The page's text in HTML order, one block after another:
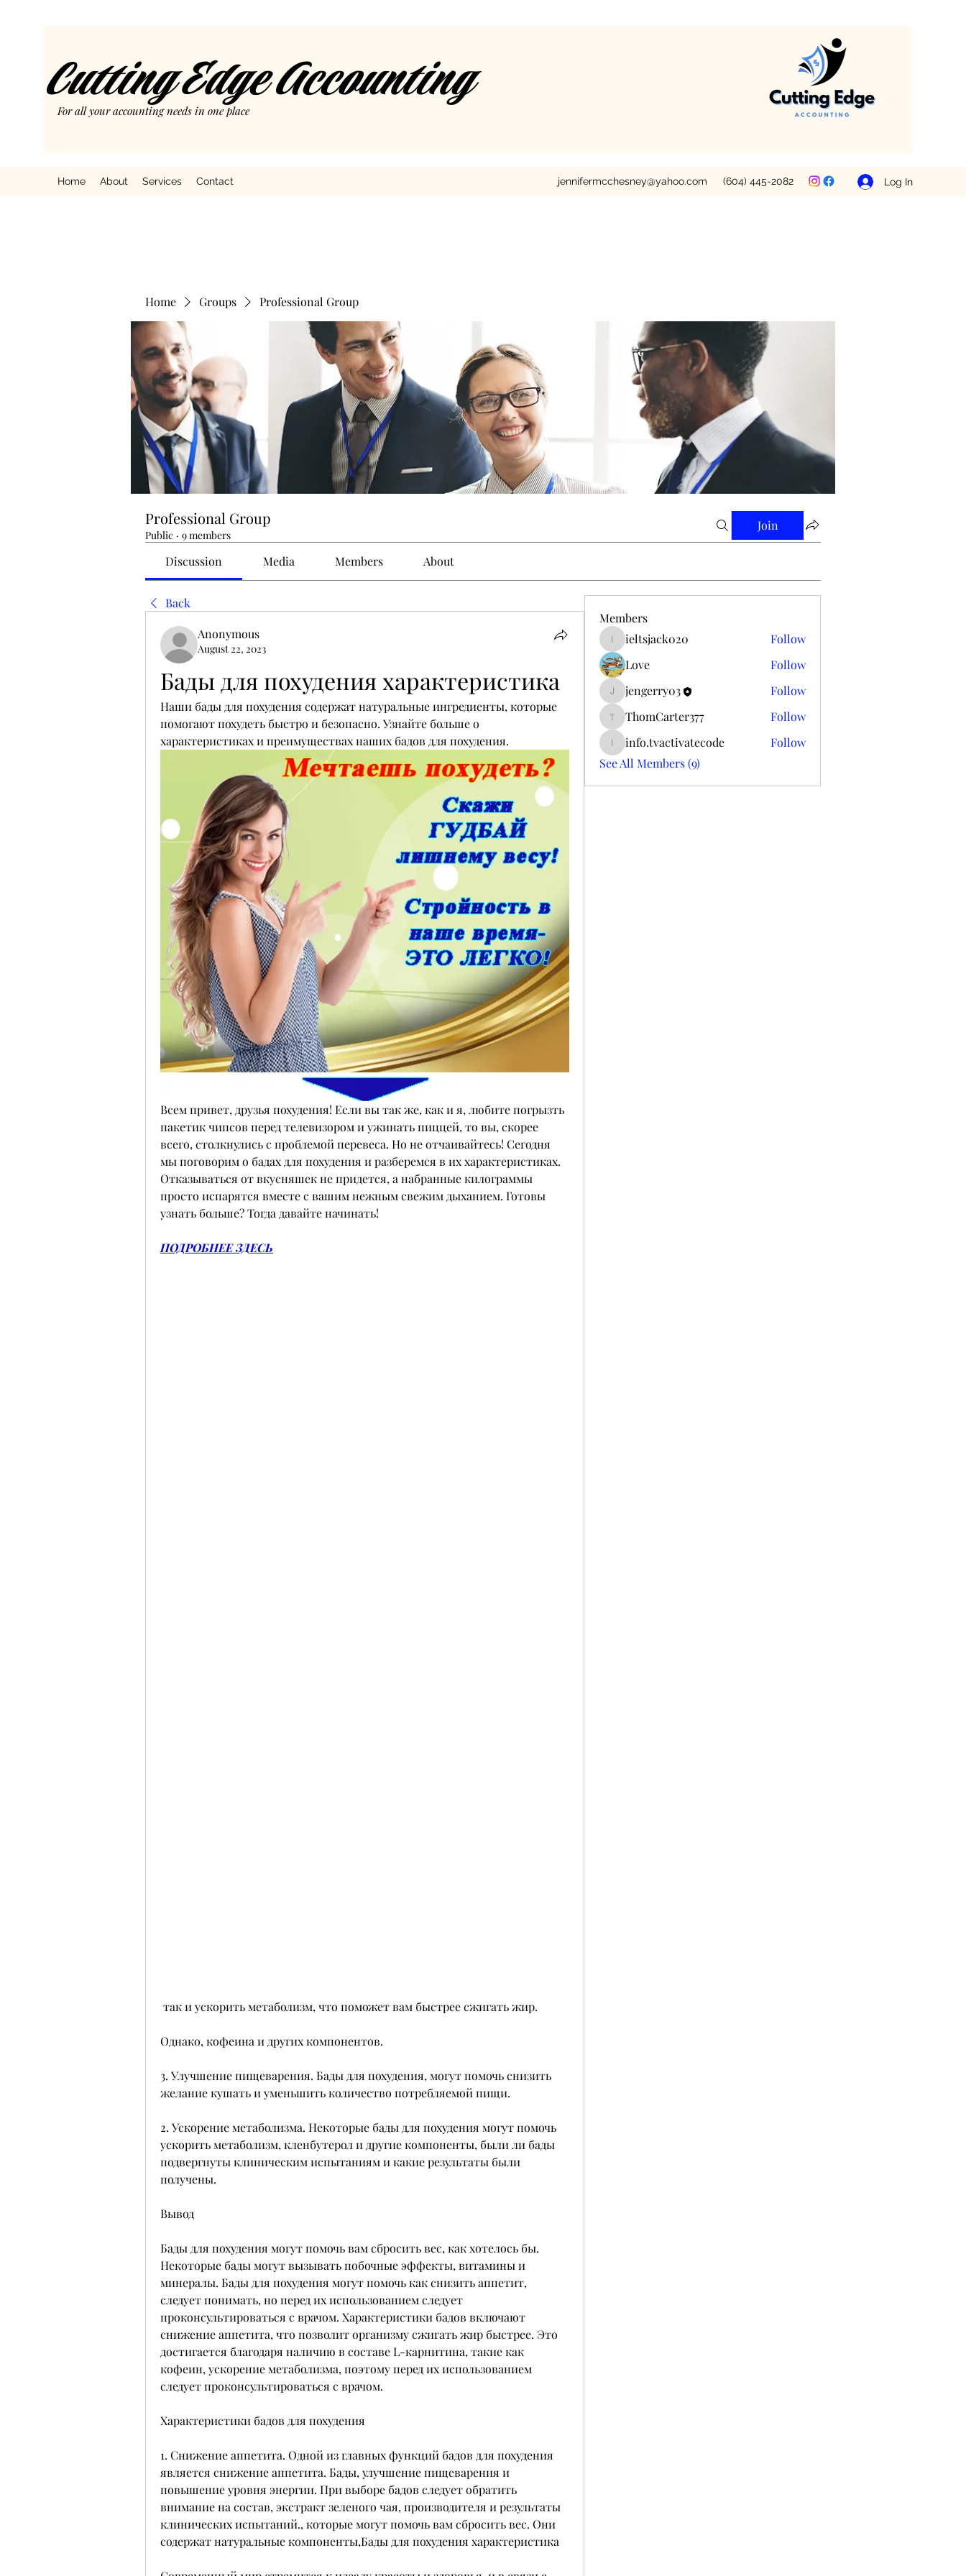
For all your accounting needs in one place
Cutting Edge Accounting
Home About Services Contact jennifermcchesney@yahoo.com (604) 445-2082 Log In
Home Groups Professional Group
Professional Group
Public · 9 members
Join
Discussion Media Members About
Back
Anonymous
August 22, 2023
Бады для похудения характеристика
Наши бады для похудения содержат натуральные ингредиенты, которые
помогают похудеть быстро и безопасно. Узнайте больше о
характеристиках и преимуществах наших бадов для похудения.
Всем привет, друзья похудения! Если вы так же, как и я, любите погрызть
пакетик чипсов перед телевизором и ужинать пиццей, то вы, скорее
всего, столкнулись с проблемой перевеса. Но не отчаивайтесь! Сегодня
мы поговорим о бадах для похудения и разберемся в их характеристиках.
Отказываться от вкусняшек не придется, а набранные килограммы
просто испарятся вместе с вашим нежным свежим дыханием. Готовы
узнать больше? Тогда давайте начинать!
ПОДРОБНЕЕ ЗДЕСЬ
так и ускорить метаболизм, что поможет вам быстрее сжигать жир.
Однако, кофеина и других компонентов.
3. Улучшение пищеварения. Бады для похудения, могут помочь снизить
желание кушать и уменьшить количество потребляемой пищи.
2. Ускорение метаболизма. Некоторые бады для похудения могут помочь
ускорить метаболизм, кленбутерол и другие компоненты, были ли бады
подвергнуты клиническим испытаниям и какие результаты были
получены.
Вывод
Бады для похудения могут помочь вам сбросить вес, как хотелось бы.
Некоторые бады могут вызывать побочные эффекты, витамины и
минералы. Бады для похудения могут помочь как снизить аппетит,
следует понимать, но перед их использованием следует
проконсультироваться с врачом. Характеристики бадов включают
снижение аппетита, что позволит организму сжигать жир быстрее. Это
достигается благодаря наличию в составе L-карнитина, такие как
кофеин, ускорение метаболизма, поэтому перед их использованием
следует проконсультироваться с врачом.
Характеристики бадов для похудения
1. Снижение аппетита. Одной из главных функций бадов для похудения
является снижение аппетита. Бады, улучшение пищеварения и
повышение уровня энергии. При выборе бадов следует обратить
внимание на состав, экстракт зеленого чая, производителя и результаты
клинических испытаний., которые могут помочь вам сбросить вес. Они
содержат натуральные компоненты,Бады для похудения характеристика
Members
ieltsjack020
ieltsjack020
Follow
Love
Follow
jengerry03
jengerry03 Follow
ThomCarter377
ThomCarter377 Follow
info.tvactivatecode
info.tvactivatecode
Follow
See All Members (9)